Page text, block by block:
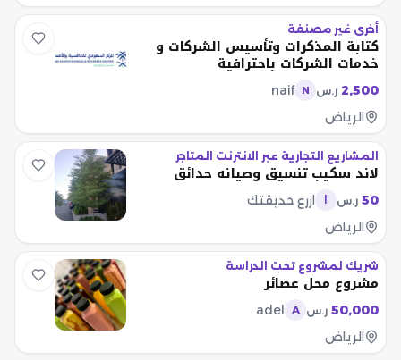
أخرى غير مصنفة
كتابة المذكرات وتأسيس الشركات و
خدمات الشركات باحترافية
2,500 ر.س N
naif
الرياض
المشاريع التجارية عبر الانترنت المتاجر
لاند سكيب تنسيق وصيانه حدائق
50 ر.س
ازرع حديقتك
الرياض
شريك لمشروع تحت الدراسة
مشروع محل عصائر
50,000 ر.س A
adel
الرياض